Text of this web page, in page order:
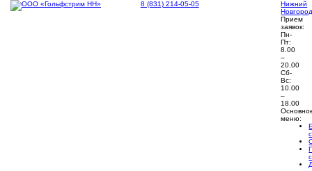
8 (831) 214-05-05
Нижний
Прием
заявок:
Пн-
Пт:
8.00
–
20.00
Сб-
Вс:
10.00
–
18.00
меню: